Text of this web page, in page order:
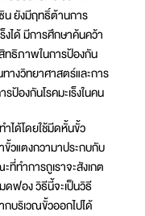
น ยังมีฤทธิ์ต้านการ
งได้ มีการศึกษาค้นคว้า
ทธิภาพในการป้องกัน
างวิทยาศาสตร์และการ
องกันโรคมะเร็งในคน
ได้โดยใช้มีดหั้นขั้ว
วแตงกวามาประกบกับ
ที่ทำการถูเราจะสังเกต
ดฟอง วิธีนี้จะเป็นวิธี
บริเวณขั้วออกไปได้